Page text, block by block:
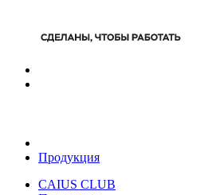
Продукция
CAIUS CLUB